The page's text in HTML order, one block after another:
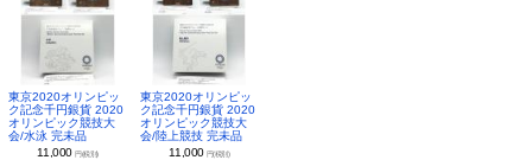
東京2020オリンピッ
ク記念千円銀貨 2020
オリンピック競技大
会/水泳 完未品
11,000円(税別)
東京2020オリンピッ
ク記念千円銀貨 2020
オリンピック競技大
会/陸上競技 完未品
11,000 円(税別)